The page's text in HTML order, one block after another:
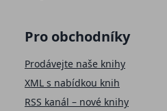
Pro obchodníky
Prodávejte naše knihy
XML s nabídkou knih
RSS kanál – nové knihy